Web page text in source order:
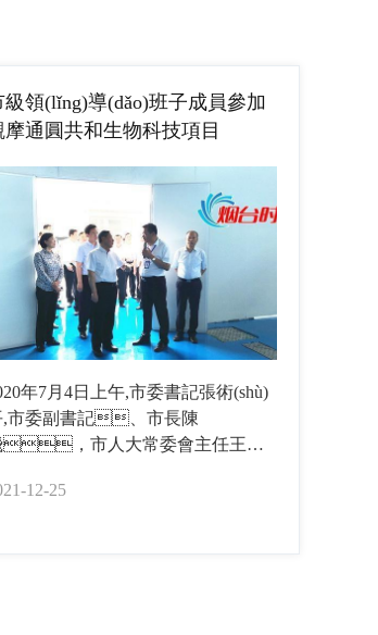
級領(lǐng)導(dǎo)班子成員參加
摩通圓共和生物科技項目
年7月4日上午,市委書記張術(shù)
,市委副書記、市長陳
，市人大常委會主任王曉
導(dǎo)班子成員參加觀摩通圓
12-25